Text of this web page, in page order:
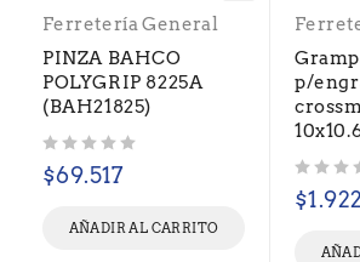
Ferretería General
PINZA BAHCO
POLYGRIP 8225A
(BAH21825)
$69.517
AÑADIR AL CARRITO
p/
$1.922